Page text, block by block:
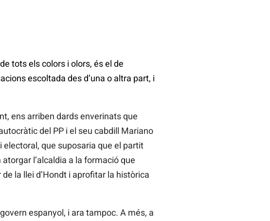
tots els colors i olors, és el de
escoltada des d’una o altra part, i
ens arriben dards enverinats que
del PP i el seu cabdill Mariano
electoral, que suposaria que el partit
l’alcaldia a la formació que
la llei d’Hondt i aprofitar la històrica
espanyol, i ara tampoc. A més, a